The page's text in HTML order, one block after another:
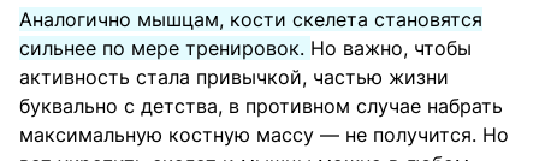
Аналогично мышцам, кости скелета становятся
сильнее по мере тренировок. Но важно, чтобы
активность стала привычкой, частью жизни
буквально с детства, в противном случае набрать
максимальную костную массу — не получится. Но